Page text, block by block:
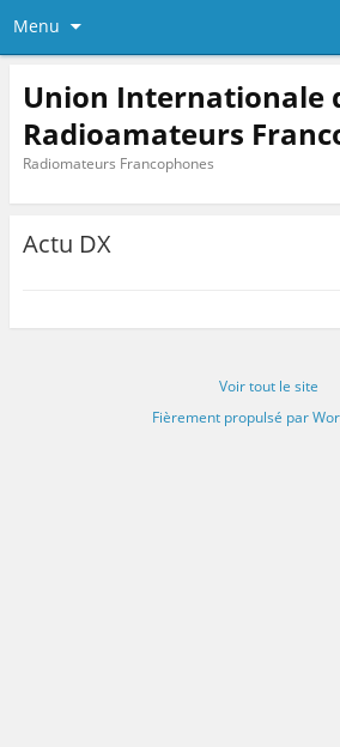
Menu
Union Internationale
Radioamateurs
Radiomateurs Francophones
Actu DX
Voir tout le site
Fièrement propulsé par